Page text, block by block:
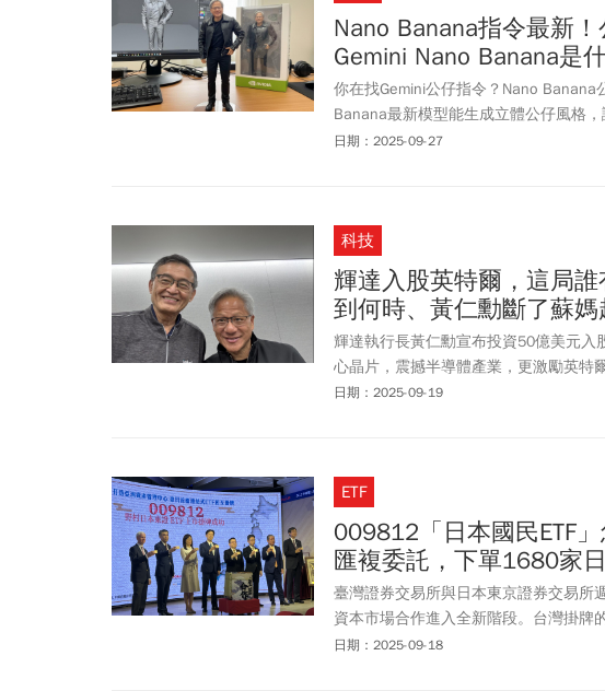
Nano Banana指令最新
Gemini Nano Banana是
你在找Gemini公仔指令？Nano
Banana最新模型能生成立體公仔風格
片，不需要全身照就能夠直接生成，效
日期：2025-09-27
科技
輝達入股英特爾，這局
到何時、黃仁勳斷了蘇媽
輝達執行長黃仁勳宣布投資50億美元入
心晶片，震撼半導體產業，更激勵英特
達注資英特爾後，英特爾執行長陳立武
日期：2025-09-19
ETF
009812「日本國民ETF
匯複委託，下單1680家
臺灣證券交易所與日本東京證券交易所
資本市場合作進入全新階段。台灣掛牌
市場的跨境ETF，日本則由野村資產管理
日期：2025-09-18